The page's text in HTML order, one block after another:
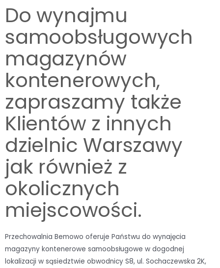
Do wynajmu
samoobsługowych
magazynów
kontenerowych,
zapraszamy także
Klientów z innych
dzielnic Warszawy
jak również z
okolicznych
miejscowości.
Przechowalnia Bemowo oferuje Państwu do wynajęcia
magazyny kontenerowe samoobsługowe w dogodnej
lokalizacji w sąsiedztwie obwodnicy S8, ul. Sochaczewska 2K,